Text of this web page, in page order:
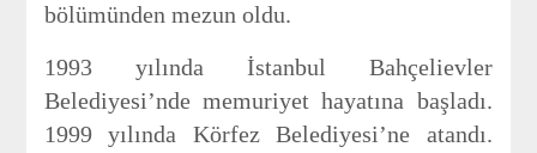
bölümünden mezun oldu.
1993 yılında İstanbul Bahçelievler
Belediyesi’nde memuriyet hayatına başladı.
1999 yılında Körfez Belediyesi’ne atandı.